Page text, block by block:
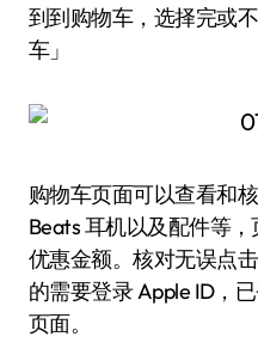
到到购物车，选择完或
车」
购物车页面可以查看和
Beats 耳机以及配件等
优惠金额。核对无误点
的需要登录 Apple ID，
页面。